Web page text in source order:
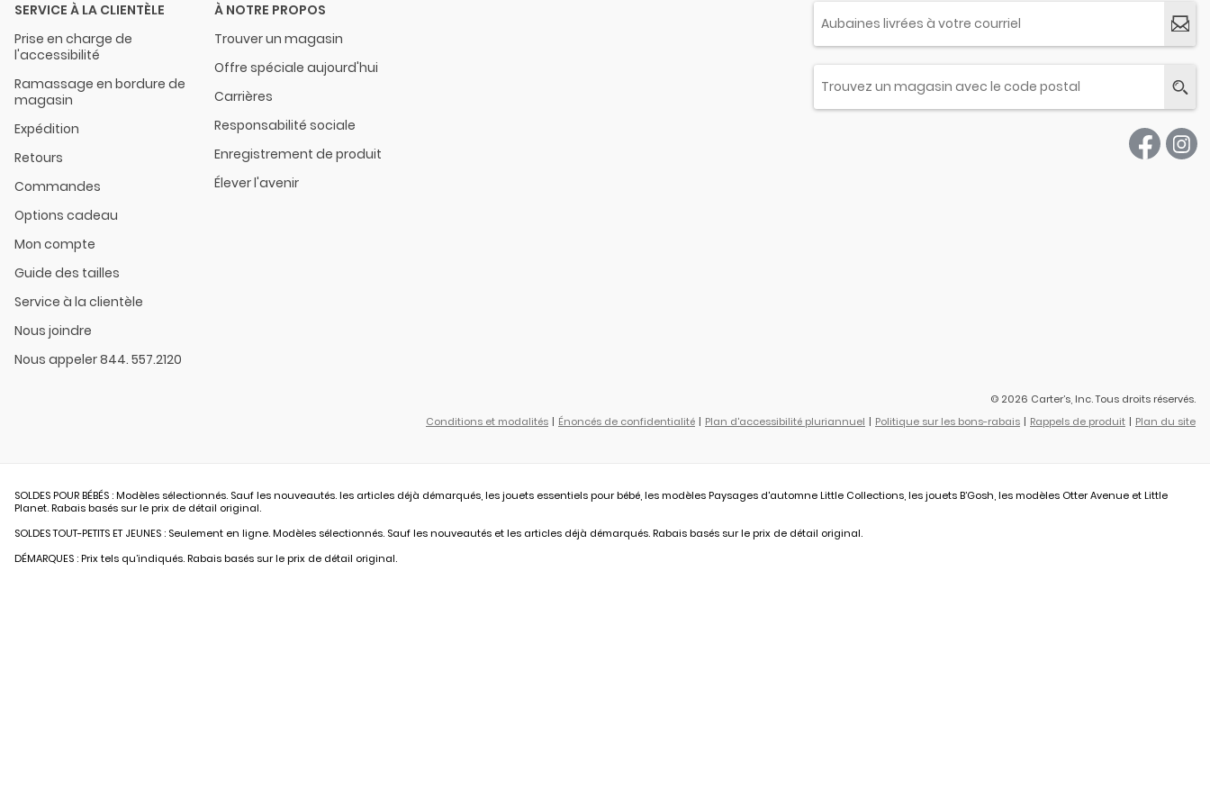
SERVICE À LA CLIENTÈLE
Prise en charge de
l'accessibilité
Ramassage en bordure de
magasin
Expédition
Retours
Commandes
Options cadeau
Mon compte
Guide des tailles
Service à la clientèle
Nous joindre
Nous appeler 844. 557.2120
À NOTRE PROPOS
Trouver un magasin
Offre spéciale aujourd'hui
Carrières
Responsabilité sociale
Enregistrement de produit
Élever l'avenir
© 2026 Carter’s, Inc. Tous droits réservés.
Conditions et modalités
Énoncés de confidentialité Plan d'accessibilité pluriannuel Politique sur les bons-rabais Rappels de produit Plan du site
SOLDES POUR BÉBÉS : Modèles sélectionnés. Sauf les nouveautés. les articles déjà démarqués, les jouets essentiels pour bébé, les modèles Paysages d'automne Little Collections, les jouets B’Gosh, les modèles Otter Avenue et Little
Planet. Rabais basés sur le prix de détail original.
SOLDES TOUT-PETITS ET JEUNES : Seulement en ligne. Modèles sélectionnés. Sauf les nouveautés et les articles déjà démarqués. Rabais basés sur le prix de détail original.
DÉMARQUES : Prix tels qu’indiqués. Rabais basés sur le prix de détail original.